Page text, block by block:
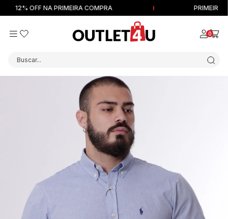
12% OFF NA PRIMEIRA COMPRA PRIMEIRA
0
Buscar...